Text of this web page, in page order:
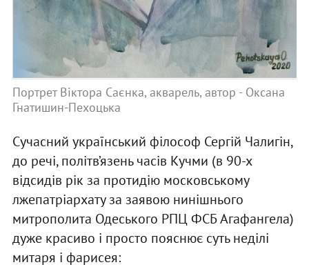
Портрет Віктора Саєнка, акварель, автор - Оксана
Гнатишин-Пехоцька
Сучасний український філософ Сергій Чалигін,
до речі, політв’язень часів Кучми (в 90-х
відсидів рік за протидію московському
лжепатріархату за заявою нинішнього
митрополита Одеського РПЦ ФСБ Агафангела)
дуже красиво і просто пояснює суть неділі
митаря і фарисея: